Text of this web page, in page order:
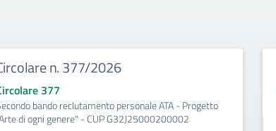
n. 377/2026
377
bando reclutamento personale ATA - Progetto
di ogni genere" - CUP G32J25000200002